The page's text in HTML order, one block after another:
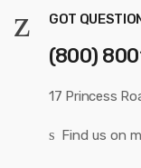
GOT
(800)
17 Princess
Find us on